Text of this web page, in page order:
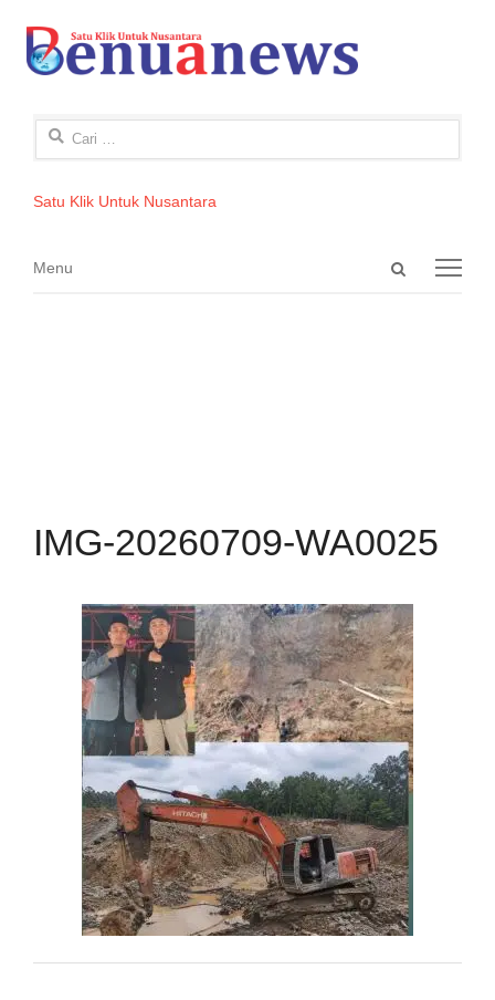
Cari
Satu Klik Untuk Nusantara
Open
Menu
Menu
IMG-20260709-WA0025